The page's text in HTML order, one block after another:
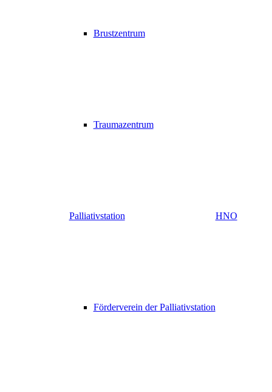
Brustzentrum
Traumazentrum
Palliativstation
Förderverein der Palliativstation
HNO